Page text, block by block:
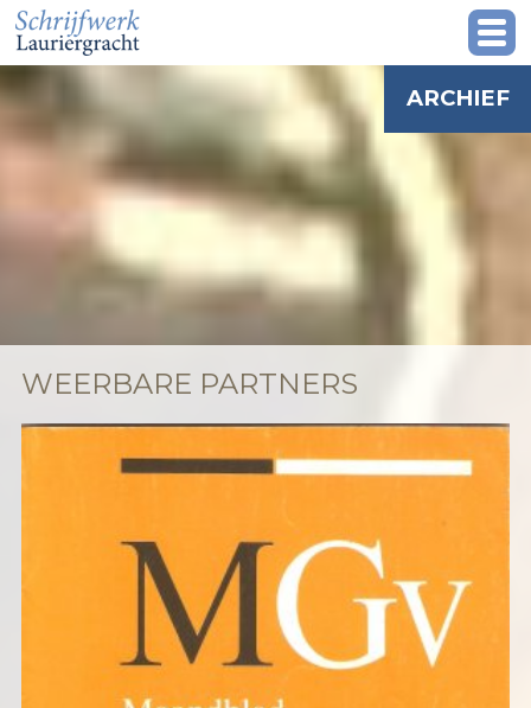
ARCHIEF
WEERBARE PARTNERS